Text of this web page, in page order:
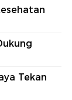
Tekan